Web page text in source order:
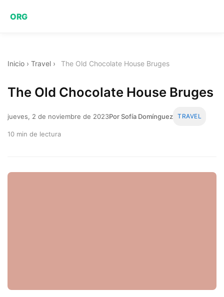
ORG
Inicio › Travel › The Old Chocolate House Bruges
The Old Chocolate House Bruges
jueves, 2 de noviembre de 2023Por Sofía Domínguez TRAVEL
10 min de lectura